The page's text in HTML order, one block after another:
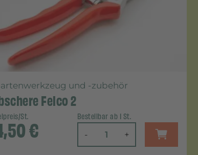
und -zubehör
Felco 2
St.
€
Bestellbar ab 1 St.
- +